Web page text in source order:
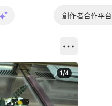
創作者合作平台
1/4